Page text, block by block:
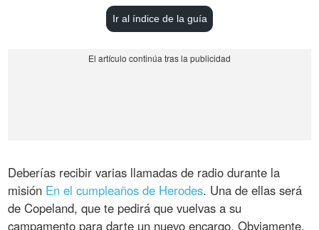
Ir al índice de la guía
Deberías recibir varias llamadas de radio durante la
misión En el cumpleaños de Herodes. Una de ellas será
de Copeland, que te pedirá que vuelvas a su
campamento para darte un nuevo encargo. Obviamente,